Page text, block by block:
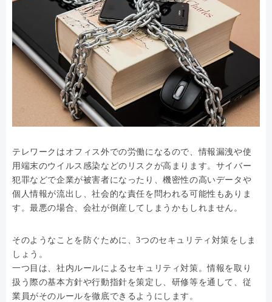
テレワークはオフィス外での労働になるので、情報漏洩や使
用端末のウイルス感染などのリスクが高まります。サイバー
犯罪などで企業が被害者になったり、機密性の高いデータや
個人情報が流出し、社会的な責任を問われる可能性もありま
す。最悪の場合、会社が倒産してしまうかもしれません。
そのようなことを防ぐために、3つのセキュリティ対策をしま
しょう。
一つ目は、社内ルールによるセキュリティ対策。情報を取り
扱う際の基本方針や行動指針を策定し、研修等を通して、従
業員がそのルールを徹底できるようにします。